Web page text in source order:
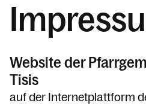
Kontakt
Website der
Tisis
auf der Internetplattform